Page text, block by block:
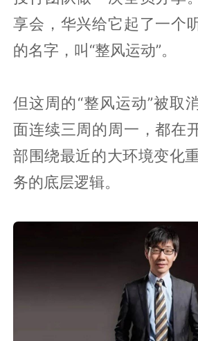
享会，华兴给它起了一个
的名字，叫“整风运动”。
但这周的“整风运动”被取
面连续三周的周一，都在
部围绕最近的大环境变化
务的底层逻辑。